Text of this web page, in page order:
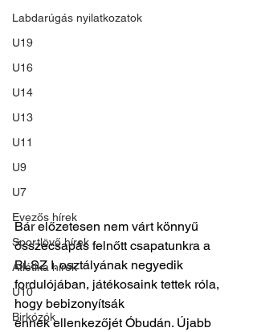
Labdarúgás nyilatkozatok
U19
U16
U14
U13
U11
U9
U7
Evezős hírek
Sportlövő hírek
Atlétika hírek
U10
Birkózók
Bár előzetesen nem várt könnyű
összecsapás felnőtt csapatunkra a
BLSZ I. osztályának negyedik
fordulójában, játékosaink tettek róla,
hogy bebizonyítsák
ennek ellenkezőjét Óbudán. Újabb